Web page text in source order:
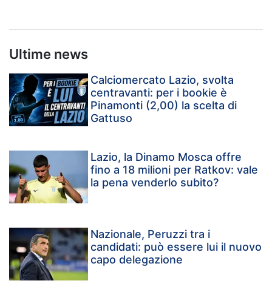
Ultime news
Calciomercato Lazio, svolta
centravanti: per i bookie è
Pinamonti (2,00) la scelta di
Gattuso
Lazio, la Dinamo Mosca offre
fino a 18 milioni per Ratkov: vale
la pena venderlo subito?
Nazionale, Peruzzi tra i
candidati: può essere lui il nuovo
capo delegazione